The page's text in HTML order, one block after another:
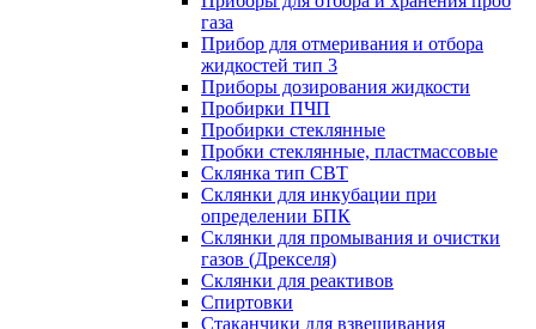
газа
Прибор для отмеривания и отбора
жидкостей тип 3
Приборы дозирования жидкости
Пробирки ПЧП
Пробирки стеклянные
Пробки стеклянные, пластмассовые
Склянка тип СВТ
Склянки для инкубации при
определении БПК
Склянки для промывания и очистки
газов (Дрекселя)
Склянки для реактивов
Спиртовки
Стаканчики для взвешивания